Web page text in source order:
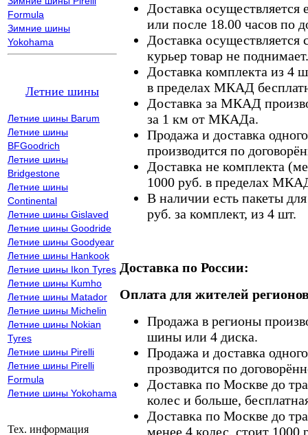
Formula
Зимние шины
Yokohama
Летние шины
Летние шины Barum
Летние шины
BFGoodrich
Летние шины
Bridgestone
Летние шины
Continental
Летние шины Gislaved
Летние шины Goodride
Летние шины Goodyear
Летние шины Hankook
Летние шины Ikon Tyres
Летние шины Kumho
Летние шины Matador
Летние шины Michelin
Летние шины Nokian
Tyres
Летние шины Pirelli
Летние шины Pirelli
Formula
Летние шины Yokohama
Тех. информация
Доставка осуществляется
или после 18.00 часов по
Доставка осуществляется
курьер товар не поднимает.
Доставка комплекта из 4
в пределах МКАД
Доставка за МКАД
за 1 км от МКАДа.
Продажа и доставка
производится по
Доставка не комплекта
1000 руб. в пределах
В наличии есть пакеты
руб. за комплект, из 4 шт.
Доставка по России:
Оплата для жителей
Продажа в регионы
шины или 4 диска.
Продажа и доставка
прозводится по
Доставка по Москве до
колес и больше,
Доставка по Москве до
менее 4 колес, стоит 1000